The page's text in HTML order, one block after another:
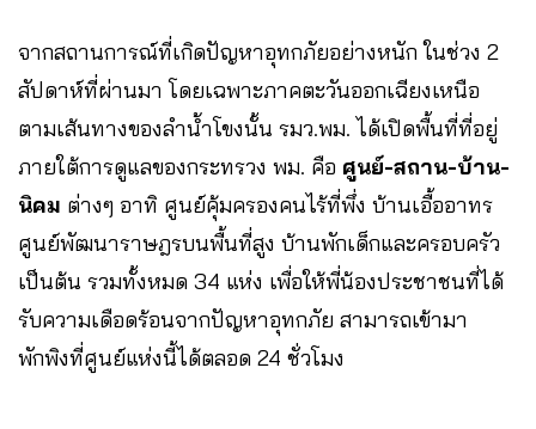
จากสถานการณ์ที่เกิดปัญหาอุทกภัยอย่างหนัก ในช่วง 2
สัปดาห์ที่ผ่านมา โดยเฉพาะภาคตะวันออกเฉียงเหนือ
ตามเส้นทางของลำน้ำโขงนั้น รมว.พม. ได้เปิดพื้นที่ที่อยู่
ภายใต้การดูแลของกระทรวง พม. คือ ศูนย์-สถาน-บ้าน-
นิคม ต่างๆ อาทิ ศูนย์คุ้มครองคนไร้ที่พึ่ง บ้านเอื้ออาทร
ศูนย์พัฒนาราษฎรบนพื้นที่สูง บ้านพักเด็กและครอบครัว
เป็นต้น รวมทั้งหมด 34 แห่ง เพื่อให้พี่น้องประชาชนที่ได้
รับความเดือดร้อนจากปัญหาอุทกภัย สามารถเข้ามา
พักพิงที่ศูนย์แห่งนี้ได้ตลอด 24 ชั่วโมง